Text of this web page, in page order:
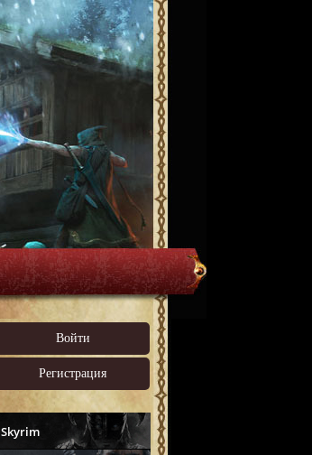
Войти
Регистрация
Skyrim